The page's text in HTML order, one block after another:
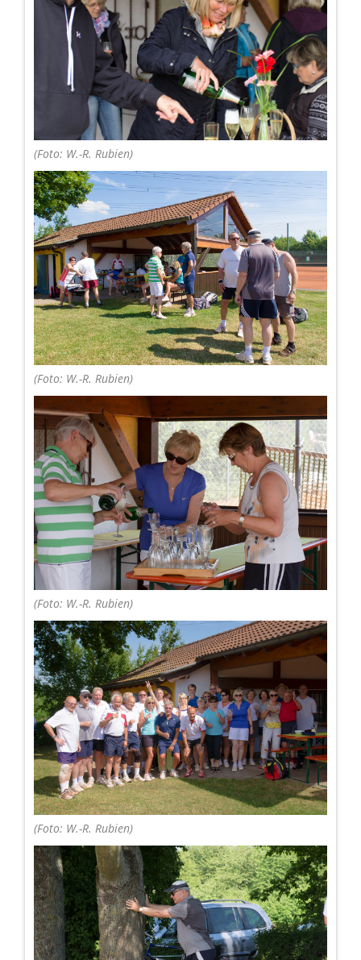
(Foto: W.-R. Rubien)
(Foto: W.-R. Rubien)
(Foto: W.-R. Rubien)
(Foto: W.-R. Rubien)